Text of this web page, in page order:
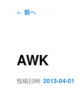
投
ー
ョ
← 前へ
AWK
投稿日時:2013-04-01